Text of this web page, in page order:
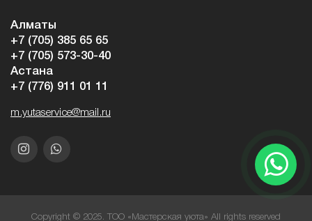
Алматы
+7 (705) 385 65 65
+7 (705) 573-30-40
Астана
+7 (776) 911 01 11
m.yutaservice@mail.ru
Copyright © 2025. ТОО «Мастерская уюта» All rights reserved